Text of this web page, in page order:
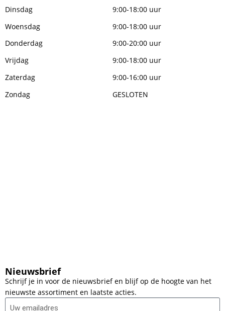
Dinsdag
9:00-18:00 uur
Woensdag
9:00-18:00 uur
Donderdag
9:00-20:00 uur
Vrijdag
9:00-18:00 uur
Zaterdag
9:00-16:00 uur
Zondag
GESLOTEN
Nieuwsbrief
Schrijf je in voor de nieuwsbrief en blijf op de hoogte van het
nieuwste assortiment en laatste acties.